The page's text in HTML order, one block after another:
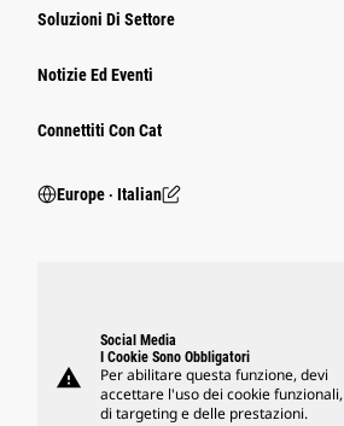
Soluzioni Di Settore
Notizie Ed Eventi
Connettiti Con Cat
Europe ‧ Italian
warning
Social Media
I Cookie Sono Obbligatori
Per abilitare questa funzione, devi
accettare l'uso dei cookie funzionali,
di targeting e delle prestazioni.